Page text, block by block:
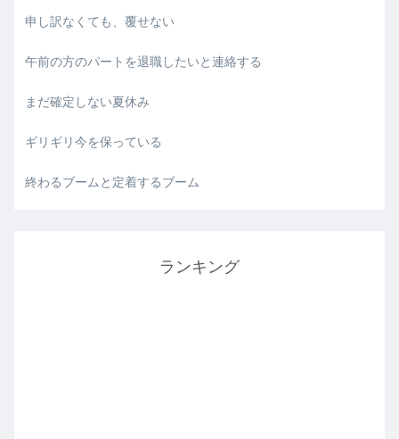
申し訳なくても、覆せない
午前の方のパートを退職したいと連絡する
まだ確定しない夏休み
ギリギリ今を保っている
終わるブームと定着するブーム
ランキング